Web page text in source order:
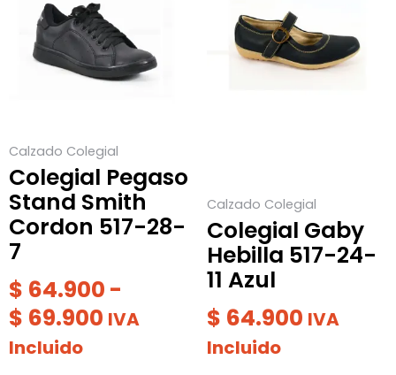
Calzado Colegial
Colegial Pegaso
Stand Smith
Cordon 517-28-
7
$ 64.900 -
$ 69.900
precios:
desde
$ 64.900
IVA
Incluido
tiene
múltiples
variantes.
pueden
elegir
en
la
página
de
producto
Calzado Colegial
Colegial Gaby
Hebilla 517-24-
11 Azul
$ 64.900 IVA
Incluido
tiene
múltiples
variantes.
en
la
página
de
producto